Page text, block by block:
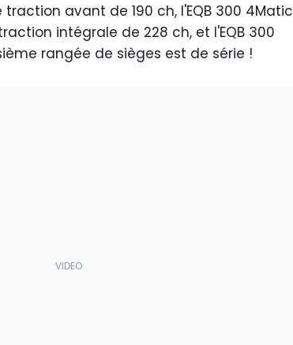
avant de 190 ch, l'EQB 300 4Matic
intégrale de 228 ch, et l'EQB 300
rangée de sièges est de série !